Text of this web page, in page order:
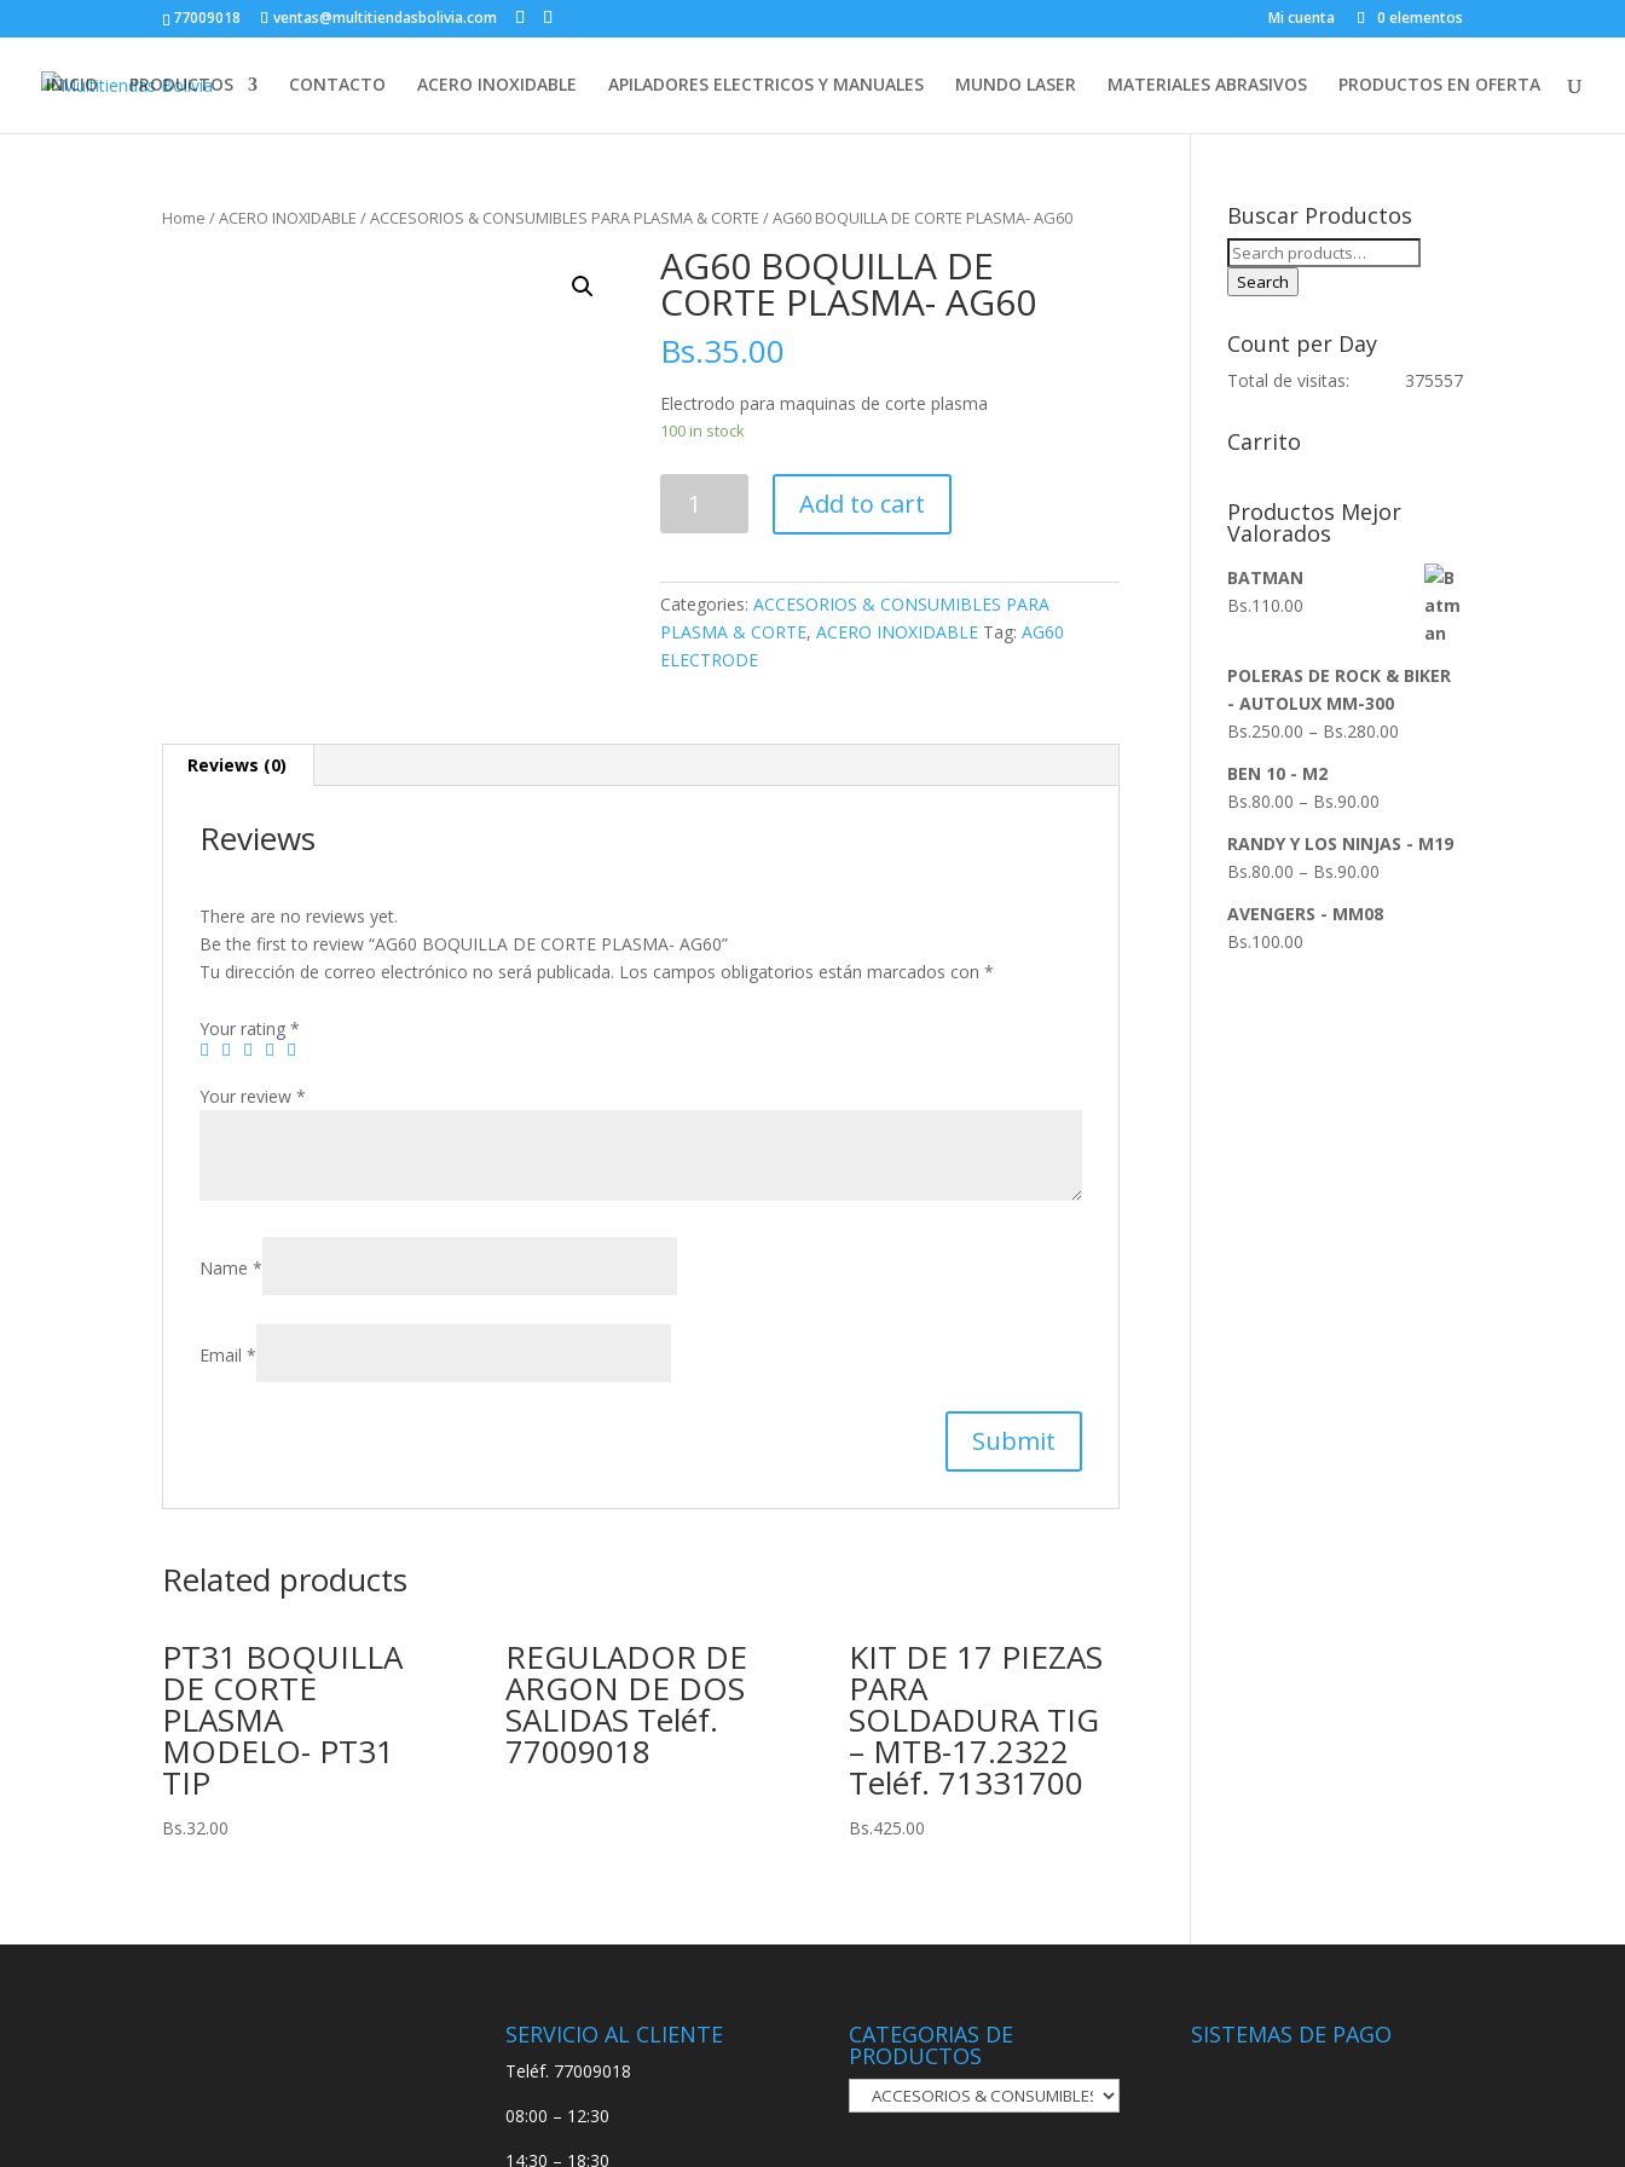
77009018 ventas@multitiendasbolivia.com Mi cuenta 0 elementos
INICIO PRODUCTOS CONTACTO ACERO INOXIDABLE APILADORES ELECTRICOS Y MANUALES MUNDO LASER MATERIALES ABRASIVOS PRODUCTOS EN OFERTA
Home /ACERO INOXIDABLE /ACCESORIOS & CONSUMIBLES PARA PLASMA & CORTE / AG60 BOQUILLA DE CORTE PLASMA- AG60
AG60 BOQUILLA DE
CORTE PLASMA- AG60
Bs.35.00
Electrodo para maquinas de corte plasma
100 in stock
BOQUILLA
PLASMA-
AG60
quantity
Add to cart
Categories:ACCESORIOS & CONSUMIBLES PARA
PLASMA & CORTE,ACERO INOXIDABLE Tag:AG60
ELECTRODE
Reviews (0)
Reviews
There are no reviews yet.
Be the first to review “AG60 BOQUILLA DE CORTE PLASMA- AG60”
Tu dirección de correo electrónico no será publicada. Los campos obligatorios están marcados con*
Your rating*
Your review*
Name*
Email*
Related products
PT31 BOQUILLA
DE CORTE
PLASMA
MODELO- PT31
TIP
Bs.32.00
REGULADOR DE
ARGON DE DOS
SALIDAS Teléf.
77009018
KIT DE 17 PIEZAS
PARA
SOLDADURA TIG
– MTB-17.2322
Teléf. 71331700
Bs.425.00
Buscar Productos
Search
for:
Search
Count per Day
375557
Total de visitas:
Carrito
Productos Mejor
Valorados
BATMAN
Bs.110.00
POLERAS DE ROCK & BIKER
- AUTOLUX MM-300
Bs.250.00 – Bs.280.00
BEN 10 - M2
Bs.80.00 – Bs.90.00
RANDY Y LOS NINJAS - M19
Bs.80.00 – Bs.90.00
AVENGERS - MM08
Bs.100.00
SERVICIO AL CLIENTE
Teléf. 77009018
08:00 – 12:30
14:30 – 18:30
CATEGORIAS DE
PRODUCTOS
SISTEMAS DE PAGO